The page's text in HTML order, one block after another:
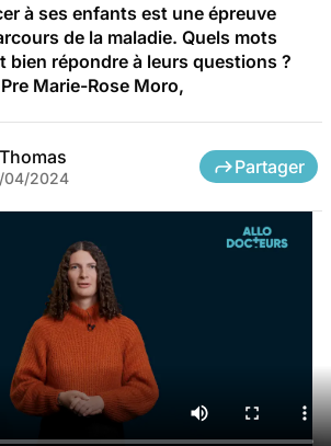
à ses enfants est une épreuve
de la maladie. Quels mots
bien répondre à leurs questions ?
Marie-Rose Moro,
04/2024
Partager